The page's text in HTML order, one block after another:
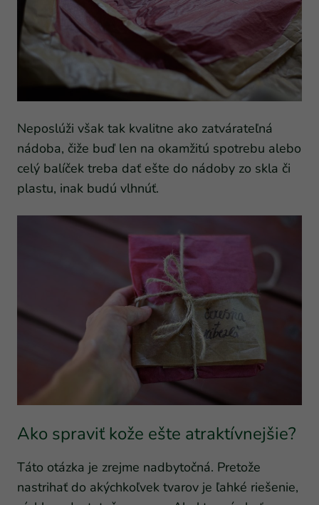
Neposlúži však tak kvalitne ako zatvárateľná
nádoba, čiže buď len na okamžitú spotrebu alebo
celý balíček treba dať ešte do nádoby zo skla či
plastu, inak budú vlhnúť.
Ako spraviť kože ešte atraktívnejšie?
Táto otázka je zrejme nadbytočná. Pretože
nastrihať do akýchkoľvek tvarov je ľahké riešenie,